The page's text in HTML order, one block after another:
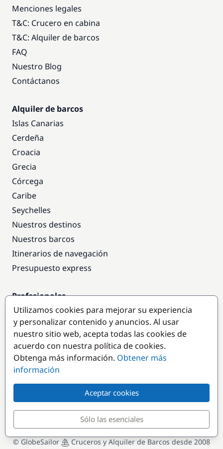
Menciones legales
T&C: Crucero en cabina
T&C: Alquiler de barcos
FAQ
Nuestro Blog
Contáctanos
Alquiler de barcos
Islas Canarias
Cerdeña
Croacia
Grecia
Córcega
Caribe
Seychelles
Nuestros destinos
Nuestros barcos
Itinerarios de navegación
Presupuesto express
Profesionales
Acceso empresas
Colaborar como empresa
Destinos populares
© GlobeSailor Cruceros y Alquiler de Barcos desde 2008
Utilizamos cookies para mejorar su experiencia
y personalizar contenido y anuncios. Al usar
nuestro sitio web, acepta todas las cookies de
acuerdo con nuestra política de cookies.
Obtenga más información. Obtener más
información
Aceptar cookies
Sólo las esenciales